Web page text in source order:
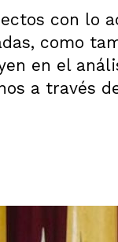
con lo
como
en el
a través